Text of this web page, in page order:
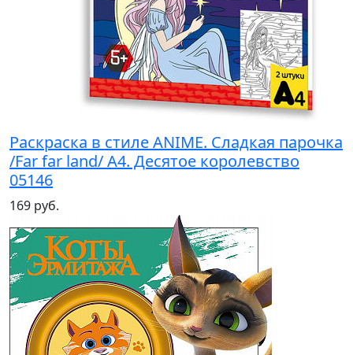
Раскраска в стиле ANIME. Сладкая парочка
/Far far land/ А4. Десятое королевство
05146
169 руб.